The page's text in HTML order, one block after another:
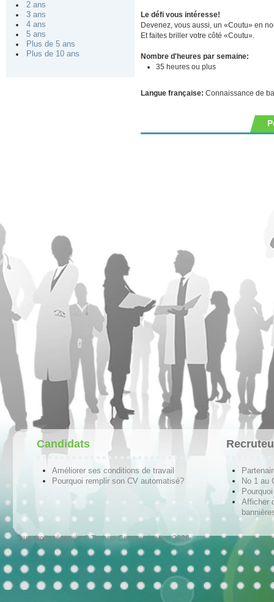
2 ans
3 ans
4 ans
5 ans
Plus de 5 ans
Plus de 10 ans
Le défi vous intéresse!
Devenez, vous aussi, un «Coutu» en
Et faites briller votre côté «Coutu».
Nombre d'heures par semaine:
35 heures ou plus
Langue française: Connaissance de
Candidats
Améliorer ses conditions de travail
Pourquoi remplir son CV automatisé?
No 1 au
Afficher
Tous droits réservés © Techno-Communication 2026